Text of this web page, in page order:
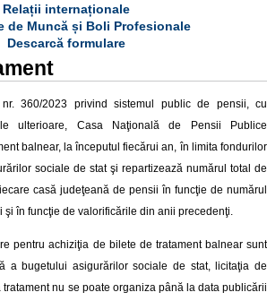
Relații internaționale
de Muncă și Boli Profesionale
Descarcă formulare
360/2023 privind sistemul public de pensii, cu
ulterioare, Casa Naţională de Pensii Publice
balnear, la începutul fiecărui an, în limita fondurilor
sociale de stat şi repartizează numărul total de
casă judeţeană de pensii în funcţie de numărul
şi în funcţie de valorificările din anii precedenţi.
pentru achiziţia de bilete de tratament balnear sunt
a bugetului asigurărilor sociale de stat, licitaţia de
nu se poate organiza până la data publicării